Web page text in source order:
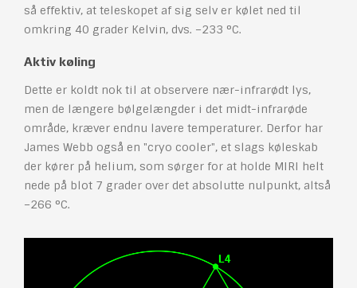
så effektiv, at teleskopet af sig selv er kølet ned til
omkring 40 grader Kelvin, dvs. –233 °C.
Aktiv køling
Dette er koldt nok til at observere nær-infrarødt lys,
men de længere bølgelængder i det midt-infrarøde
område, kræver endnu lavere temperaturer. Derfor har
James Webb også en "cryo cooler", et slags køleskab
der kører på helium, som sørger for at holde MIRI helt
nede på blot 7 grader over det absolutte nulpunkt, altså
–266 °C.